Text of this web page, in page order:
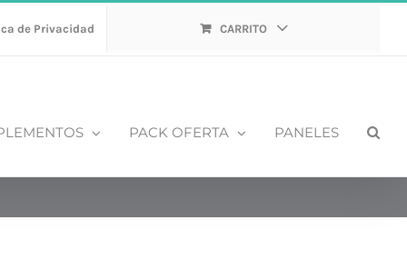
de Privacidad CARRITO
PACK OFERTA PANELES